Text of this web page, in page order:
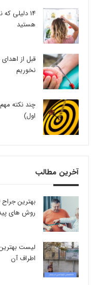
14 دلیلی
هستید
قبل از
نخوریم
چند نکته
اول)
آخرین مطالب
روش های
لیست
اطراف آن